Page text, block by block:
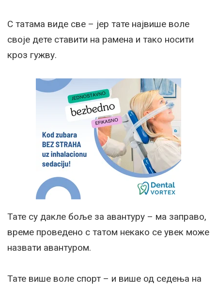
С татама виде све – јер тате највише воле
своје дете ставити на рамена и тако носити
кроз гужву.
Тате су дакле боље за авантуру – ма заправо,
време проведено с татом некако се увек може
назвати авантуром.
Тате више воле спорт – и више од седења на